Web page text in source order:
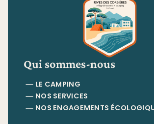
Qui sommes-nous
LE CAMPING
NOS SERVICES
NOS ENGAGEMENTS